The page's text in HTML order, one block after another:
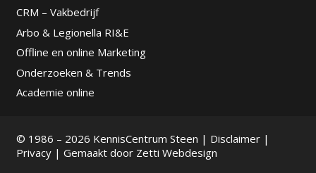
CRM – Vakbedrijf
Arbo & Legionella RI&E
Offline en online Marketing
Onderzoeken & Trends
Academie online
© 1986 – 2026 KennisCentrum Steen | Disclaimer|
Privacy| Gemaakt door Zetti Webdesign